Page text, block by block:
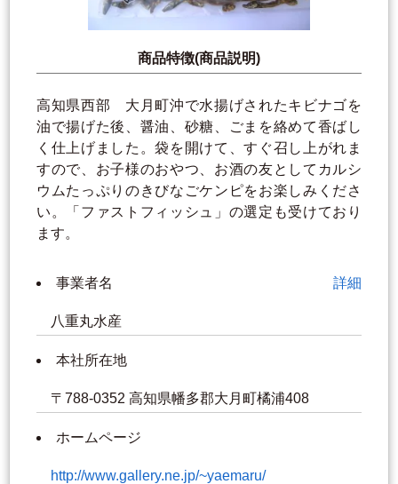
商品特徴(商品説明)
高知県西部 大月町沖で水揚げされたキビナゴを
油で揚げた後、醤油、砂糖、ごまを絡めて香ばし
く仕上げました。袋を開けて、すぐ召し上がれま
すので、お子様のおやつ、お酒の友としてカルシ
ウムたっぷりのきびなごケンピをお楽しみくださ
い。「ファストフィッシュ」の選定も受けており
ます。
事業者名 詳細
八重丸水産
本社所在地
〒788-0352 高知県幡多郡大月町橘浦408
ホームページ
http://www.gallery.ne.jp/~yaemaru/